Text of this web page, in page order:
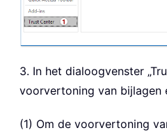
3. In het dialoogvenster
voorvertoning van bijlagen
(1) Om de voorvertoning